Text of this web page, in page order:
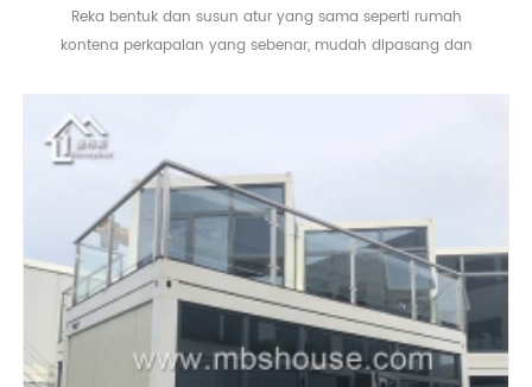
Reka bentuk dan susun atur yang sama seperti rumah
kontena perkapalan yang sebenar, mudah dipasang dan